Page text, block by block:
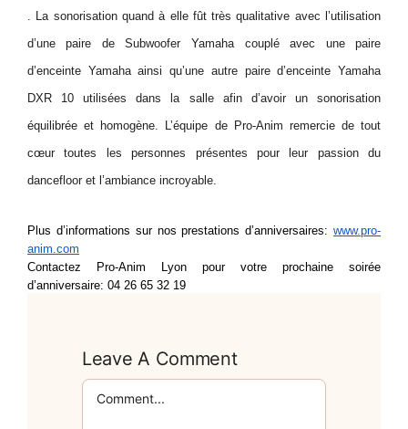
. La sonorisation quand à elle fût très qualitative avec l’utilisation
d’une paire de Subwoofer Yamaha couplé avec une paire
d’enceinte Yamaha ainsi qu’une autre paire d’enceinte Yamaha
DXR 10 utilisées dans la salle afin d’avoir un sonorisation
équilibrée et homogène. L’équipe de Pro-Anim remercie de tout
cœur toutes les personnes présentes pour leur passion du
dancefloor et l’ambiance incroyable.
Plus d’informations sur nos prestations d’anniversaires: www.pro-
anim.com
Contactez Pro-Anim Lyon pour votre prochaine soirée
d’anniversaire: 04 26 65 32 19
Leave A Comment
Comment